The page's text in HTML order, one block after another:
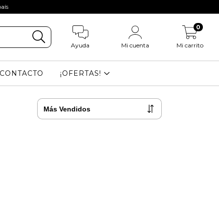
Ayuda Mi cuenta Mi carrito
0
CONTACTO ¡OFERTAS!